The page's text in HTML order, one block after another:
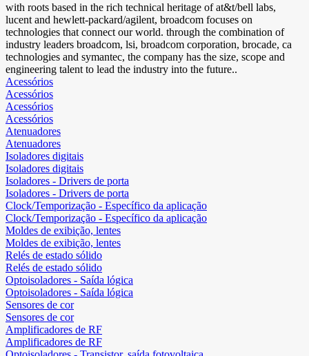
with roots based in the rich technical heritage of at&t/bell labs,
lucent and hewlett-packard/agilent, broadcom focuses on
technologies that connect our world. through the combination of
industry leaders broadcom, lsi, broadcom corporation, brocade, ca
technologies and symantec, the company has the size, scope and
engineering talent to lead the industry into the future..
Acessórios
Acessórios
Acessórios
Acessórios
Atenuadores
Atenuadores
Isoladores digitais
Isoladores digitais
Isoladores - Drivers de porta
Isoladores - Drivers de porta
Clock/Temporização - Específico da aplicação
Clock/Temporização - Específico da aplicação
Moldes de exibição, lentes
Moldes de exibição, lentes
Relés de estado sólido
Relés de estado sólido
Optoisoladores - Saída lógica
Optoisoladores - Saída lógica
Sensores de cor
Sensores de cor
Amplificadores de RF
Amplificadores de RF